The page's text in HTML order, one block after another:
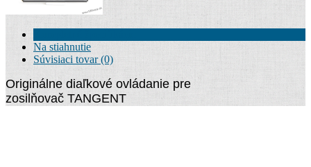
Na stiahnutie
Súvisiaci tovar (0)
Originálne diaľkové ovládanie pre
zosilňovač TANGENT